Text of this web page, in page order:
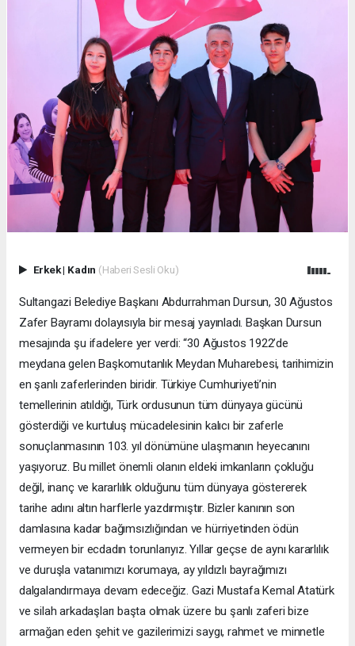
Erkek| Kadın (Haberi Sesli Oku)
Sultangazi Belediye Başkanı Abdurrahman Dursun, 30 Ağustos
Zafer Bayramı dolayısıyla bir mesaj yayınladı. Başkan Dursun
mesajında şu ifadelere yer verdi: “30 Ağustos 1922’de
meydana gelen Başkomutanlık Meydan Muharebesi, tarihimizin
en şanlı zaferlerinden biridir. Türkiye Cumhuriyeti’nin
temellerinin atıldığı, Türk ordusunun tüm dünyaya gücünü
gösterdiği ve kurtuluş mücadelesinin kalıcı bir zaferle
sonuçlanmasının 103. yıl dönümüne ulaşmanın heyecanını
yaşıyoruz. Bu millet önemli olanın eldeki imkanların çokluğu
değil, inanç ve kararlılık olduğunu tüm dünyaya göstererek
tarihe adını altın harflerle yazdırmıştır. Bizler kanının son
damlasına kadar bağımsızlığından ve hürriyetinden ödün
vermeyen bir ecdadın torunlarıyız. Yıllar geçse de aynı kararlılık
ve duruşla vatanımızı korumaya, ay yıldızlı bayrağımızı
dalgalandırmaya devam edeceğiz. Gazi Mustafa Kemal Atatürk
ve silah arkadaşları başta olmak üzere bu şanlı zaferi bize
armağan eden şehit ve gazilerimizi saygı, rahmet ve minnetle